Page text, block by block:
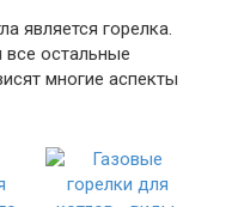
является горелка.
все остальные
многие аспекты